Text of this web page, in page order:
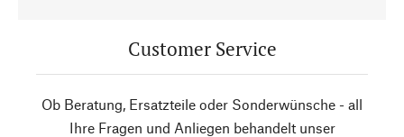
Customer Service
Ob Beratung, Ersatzteile oder Sonderwünsche - all
Ihre Fragen und Anliegen behandelt unser